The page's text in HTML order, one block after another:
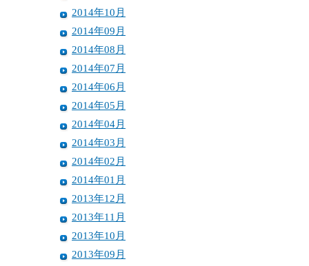
2014年10月
2014年09月
2014年08月
2014年07月
2014年06月
2014年05月
2014年04月
2014年03月
2014年02月
2014年01月
2013年12月
2013年11月
2013年10月
2013年09月